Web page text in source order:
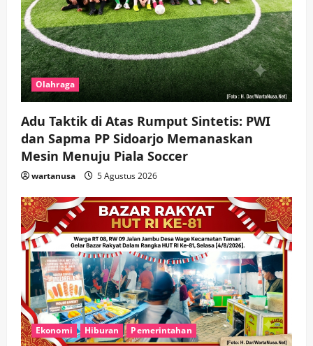
Olahraga
Adu Taktik di Atas Rumput Sintetis: PWI
dan Sapma PP Sidoarjo Memanaskan
Mesin Menuju Piala Soccer
wartanusa 5 Agustus 2026
Ekonomi Hiburan Pemerintahan